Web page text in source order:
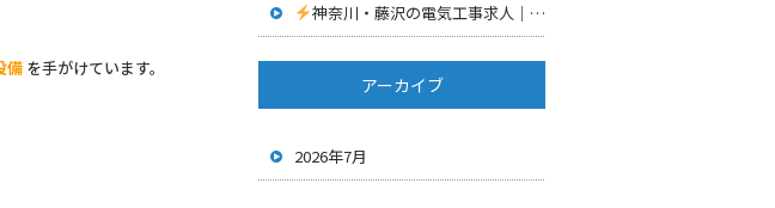
備 を手がけています。
神奈川・藤沢の電気工事求人｜AI時代だからこそ“電気工事”がなくならない理由
アーカイブ
2026年7月